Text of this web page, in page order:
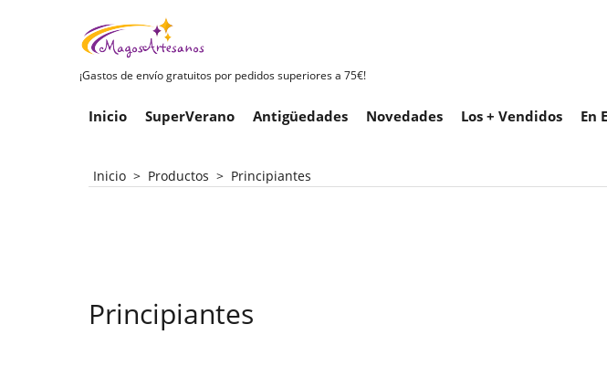
¡Gastos de envío gratuitos por pedidos superiores a 75€!
Inicio SuperVerano Antigüedades Novedades Los + Vendidos En
Inicio > Productos > Principiantes
Principiantes